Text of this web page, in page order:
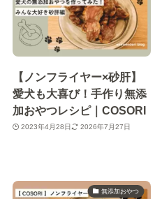
【ノンフライヤー×砂肝】
愛犬も大喜び！手作り無添
加おやつレシピ｜COSORI
2023年4月28日 2026年7月27日
無添加おやつ